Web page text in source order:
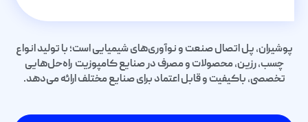
پوشیران، پل اتصال صنعت و نوآوری‌های شیمیایی است؛ با تولید انواع
چسب، رزین، محصولات و مصرف در صنایع کامپوزیت راه‌حل‌هایی
تخصصی، باکیفیت و قابل اعتماد برای صنایع مختلف ارائه می‌دهد.